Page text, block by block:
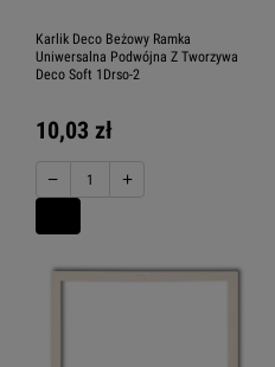
Karlik Deco Beżowy Ramka
Uniwersalna Podwójna Z Tworzywa
Deco Soft 1Drso-2
10,03 zł
− +